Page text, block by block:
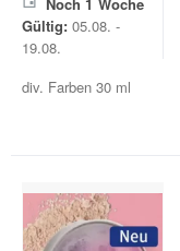
Gültig: 05.08. -
19.08.
div. Farben 30 ml